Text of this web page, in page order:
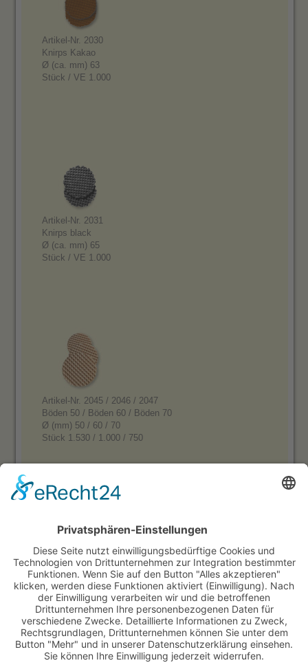
Artikel-Nr. 2030
Knirps Kakao
Ø (ca. mm) 63
Stück / VE 1.000
Artikel-Nr. 2031
Knirps black
Ø (ca. mm) 65
Stück / VE 1.000
Artikel-Nr. 2045 / 2046 / 2047
Böden 50 / Böden 60 / Böden 70
Ø (mm) 50 / 60 / 70
Stück 1.530 / 1.000 / 750
Süße Hörnchen mit Rand, feinkaro
Süße Hörnchen mit Rand, grobkaro
Süße Hörnchen ohne Rand, feinkaro
Süße Hörnchen ohne Rand, grobkaro
Süße Hörnchen konfektioniert
Otto Black
Otto Kakao
Gepresste Waffelhörnchen
Tulpenhörnchen
Waffelbecher, Waffelschalen
Dekorfächer
Dekor Hohlhippen